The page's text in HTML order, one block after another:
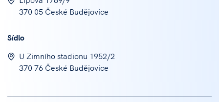
370 05 České Budějovice
Sídlo
U Zimního stadionu 1952/2
370 76 České Budějovice